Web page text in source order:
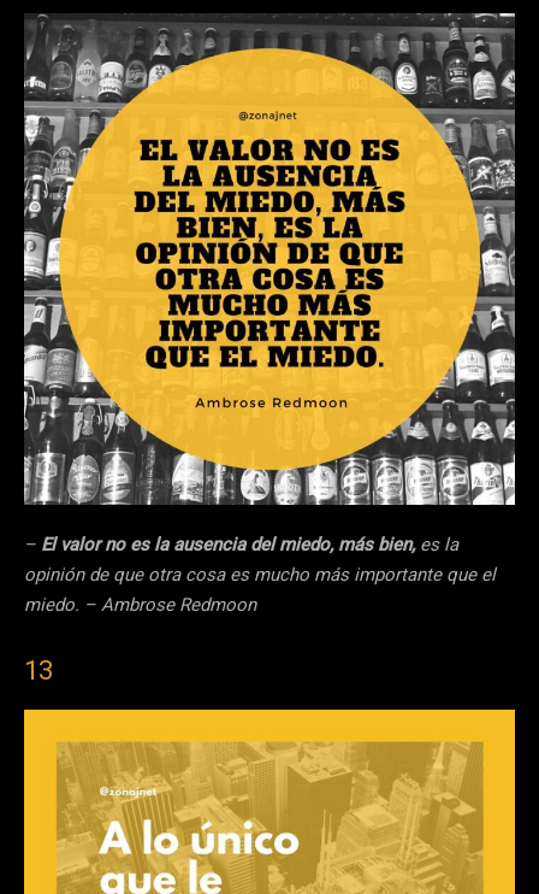
– El valor no es la ausencia del miedo, más bien,es la
opinión de que otra cosa es mucho más importante que el
miedo. – Ambrose Redmoon
13